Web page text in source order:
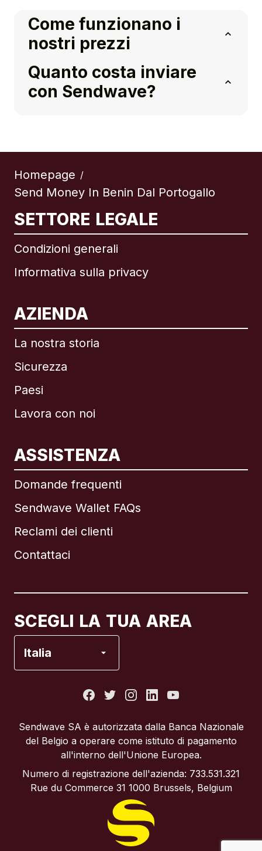
Come funzionano i
nostri prezzi
Quanto costa inviare
con Sendwave?
Homepage /
Send Money In Benin Dal Portogallo
SETTORE LEGALE
Condizioni generali
Informativa sulla privacy
AZIENDA
La nostra storia
Sicurezza
Paesi
Lavora con noi
ASSISTENZA
Domande frequenti
Sendwave Wallet FAQs
Reclami dei clienti
Contattaci
SCEGLI LA TUA AREA
Italia
Internazionale English
Brasile
Regno Unito
Spagna
Sendwave SA è autorizzata dalla Banca Nazionale
del Belgio a operare come istituto di pagamento
all'interno dell'Unione Europea.
Numero di registrazione dell'azienda: 733.531.321
Rue du Commerce 31 1000 Brussels, Belgium